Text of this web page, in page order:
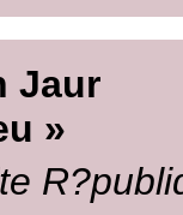
Jaur
»